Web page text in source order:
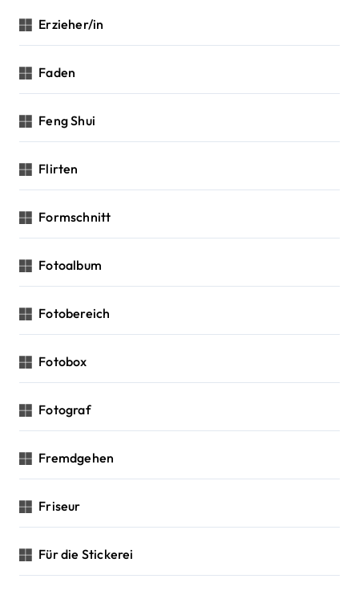
Erzieher/in
Faden
Feng Shui
Flirten
Formschnitt
Fotoalbum
Fotobereich
Fotobox
Fotograf
Fremdgehen
Friseur
Für die Stickerei